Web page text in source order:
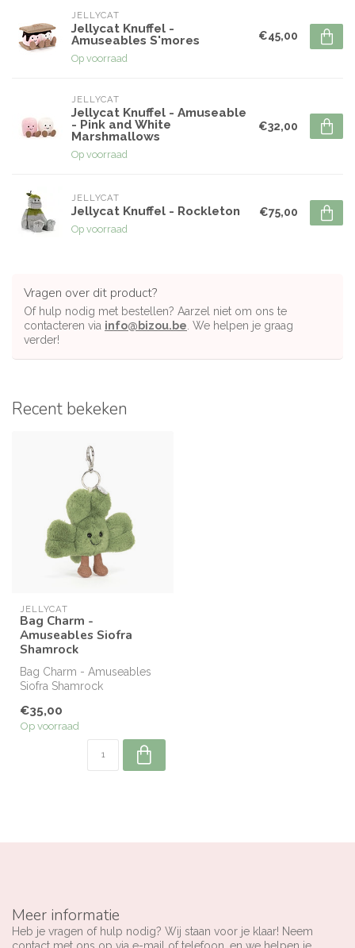
JELLYCAT
Jellycat Knuffel -
Amuseables S'mores
Op voorraad
€45,00
JELLYCAT
Jellycat Knuffel - Amuseable
- Pink and White
Marshmallows
Op voorraad
€32,00
JELLYCAT
Jellycat Knuffel - Rockleton
Op voorraad
€75,00
Vragen over dit product?
Of hulp nodig met bestellen? Aarzel niet om ons te
contacteren via info@bizou.be . We helpen je graag
verder!
Recent bekeken
JELLYCAT
Bag Charm -
Amuseables Siofra
Shamrock
Bag Charm - Amuseables
Siofra Shamrock
€35,00
Op voorraad
Meer informatie
Heb je vragen of hulp nodig? Wij staan voor je klaar! Neem